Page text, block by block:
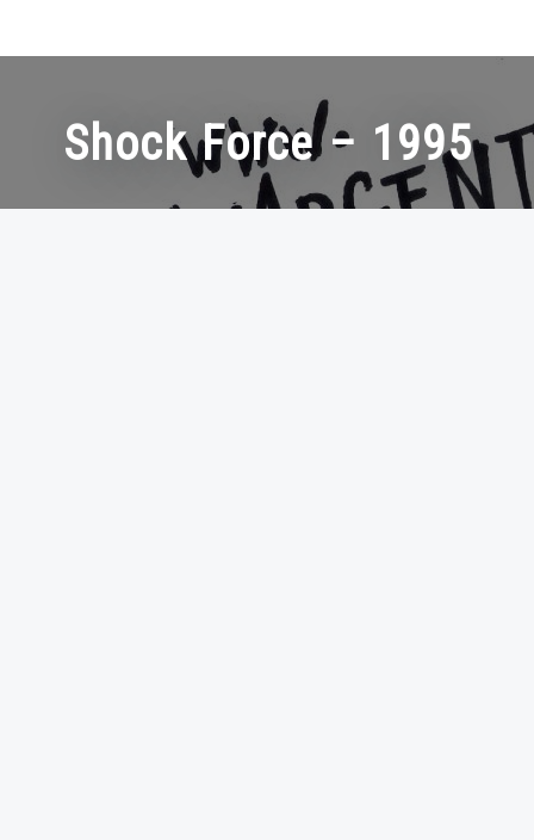
Shock Force – 1995